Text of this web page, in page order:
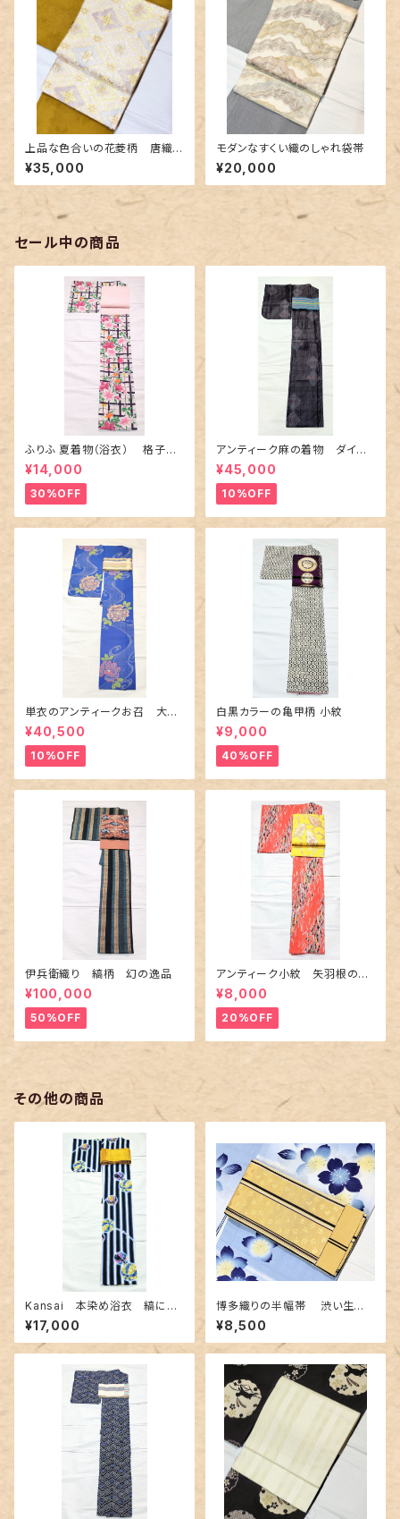
上品な色合いの花菱柄 唐織
の美しい袋帯
¥35,000
モダンなすくい織のしゃれ袋帯
¥20,000
セール中の商品
ふりふ 夏着物（浴衣） 格子に
百合や秋草花
¥14,000
30%OFF
アンティーク麻の着物 ダイヤ
に市松柄の上布
¥45,000
10%OFF
単衣のアンティークお召 大輪
の薔薇柄柄
¥40,500
10%OFF
白黒カラーの亀甲柄 小紋
¥9,000
40%OFF
伊兵衛織り 縞柄 幻の逸品
¥100,000
50%OFF
アンティーク小紋 矢羽根の地
紋に短冊柄 裄６６cm
¥8,000
20%OFF
その他の商品
Kansai 本染め浴衣 縞に紙
風船柄
¥17,000
博多織りの半幅帯 渋い生成り
地に熱帯魚のような柄
¥8,500